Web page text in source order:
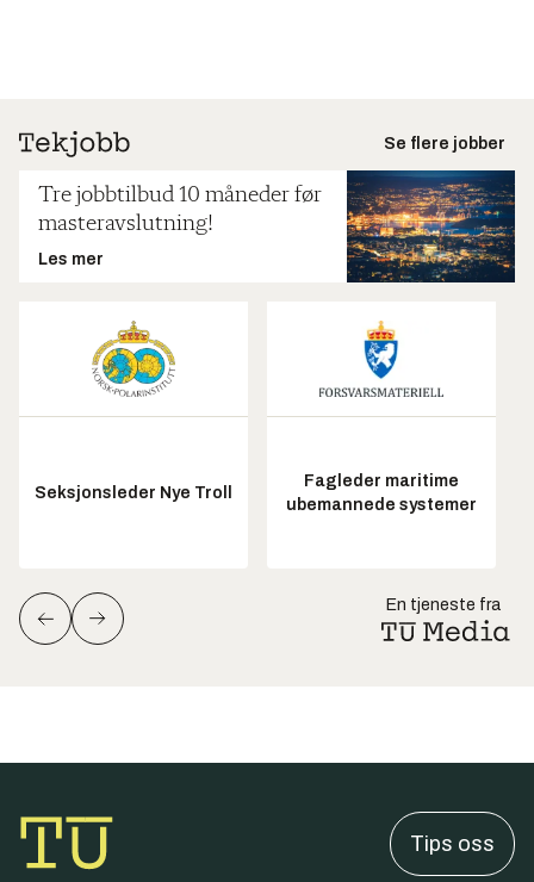
Se flere jobber
Tre jobbtilbud 10 måneder før
masteravslutning!
Les mer
Seksjonsleder Nye Troll
Fagleder maritime
ubemannede systemer
En tjeneste fra
Tips oss